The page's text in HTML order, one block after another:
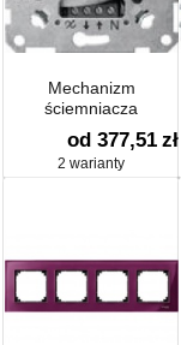
Mechanizm
ściemniacza
obrotowego
indukcyjnego
od 377,51 zł
2 warianty